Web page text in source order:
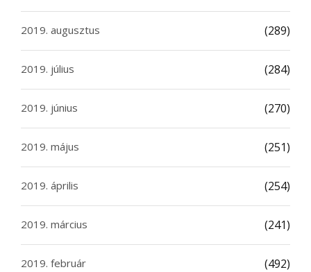
2019. augusztus (289)
2019. július (284)
2019. június (270)
2019. május (251)
2019. április (254)
2019. március (241)
2019. február (492)